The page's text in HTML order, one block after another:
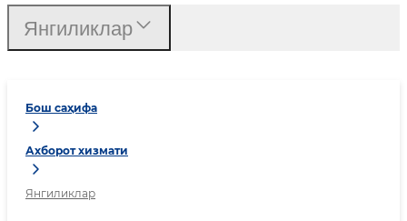
Бош саҳифа
Ахборот хизмати
Янгиликлар
Янгиликлар